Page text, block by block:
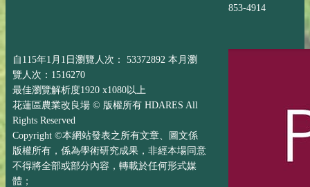
853-4914
自115年1月1日瀏覽人次： 53372892 本月瀏
覽人次：1516270
最佳瀏覽解析度1920 x1080以上
花蓮區農業改良場 © 版權所有 HDARES All
Rights Reserved
Copyright ©本網站發表之所有文章、圖文係
版權所有，係為學術研究成果，非經本場同意
不得將全部或部分內容，轉載於任何形式媒
體；